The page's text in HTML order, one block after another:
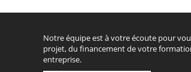
Notre équipe est à votre écoute pour
projet, du financement de votre
entreprise.